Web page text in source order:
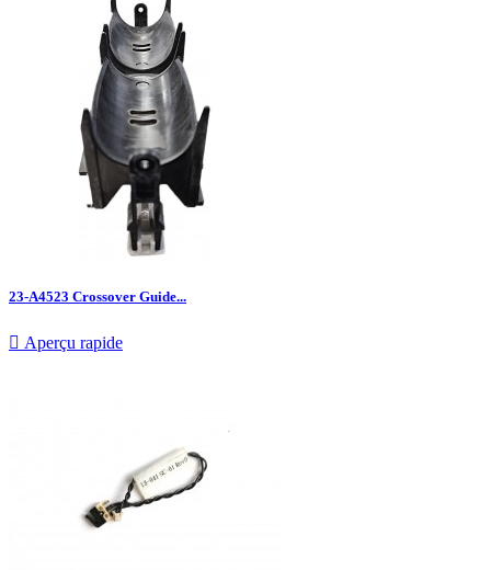
23-A4523 Crossover Guide...
 Aperçu rapide